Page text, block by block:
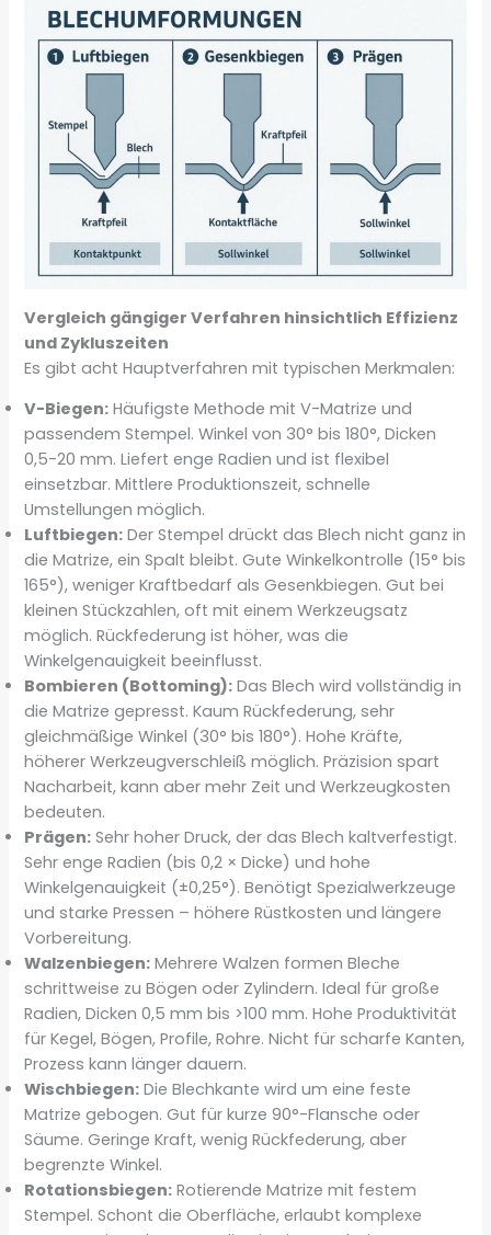
Vergleich gängiger Verfahren hinsichtlich Effizienz
und Zykluszeiten
Es gibt acht Hauptverfahren mit typischen Merkmalen:
V-Biegen: Häufigste Methode mit V-Matrize und
passendem Stempel. Winkel von 30° bis 180°, Dicken
0,5-20 mm. Liefert enge Radien und ist flexibel
einsetzbar. Mittlere Produktionszeit, schnelle
Umstellungen möglich.
Luftbiegen: Der Stempel drückt das Blech nicht ganz in
die Matrize, ein Spalt bleibt. Gute Winkelkontrolle (15° bis
165°), weniger Kraftbedarf als Gesenkbiegen. Gut bei
kleinen Stückzahlen, oft mit einem Werkzeugsatz
möglich. Rückfederung ist höher, was die
Winkelgenauigkeit beeinflusst.
Bombieren (Bottoming): Das Blech wird vollständig in
die Matrize gepresst. Kaum Rückfederung, sehr
gleichmäßige Winkel (30° bis 180°). Hohe Kräfte,
höherer Werkzeugverschleiß möglich. Präzision spart
Nacharbeit, kann aber mehr Zeit und Werkzeugkosten
bedeuten.
Prägen: Sehr hoher Druck, der das Blech kaltverfestigt.
Sehr enge Radien (bis 0,2 × Dicke) und hohe
Winkelgenauigkeit (±0,25°). Benötigt Spezialwerkzeuge
und starke Pressen – höhere Rüstkosten und längere
Vorbereitung.
Walzenbiegen: Mehrere Walzen formen Bleche
schrittweise zu Bögen oder Zylindern. Ideal für große
Radien, Dicken 0,5 mm bis >100 mm. Hohe Produktivität
für Kegel, Bögen, Profile, Rohre. Nicht für scharfe Kanten,
Prozess kann länger dauern.
Wischbiegen: Die Blechkante wird um eine feste
Matrize gebogen. Gut für kurze 90°-Flansche oder
Säume. Geringe Kraft, wenig Rückfederung, aber
begrenzte Winkel.
Rotationsbiegen: Rotierende Matrize mit festem
Stempel. Schont die Oberfläche, erlaubt komplexe